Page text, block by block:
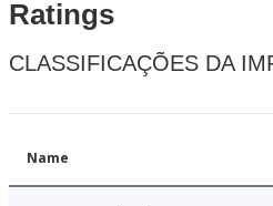
Ratings
CLASSIFICAÇÕES DA
Name